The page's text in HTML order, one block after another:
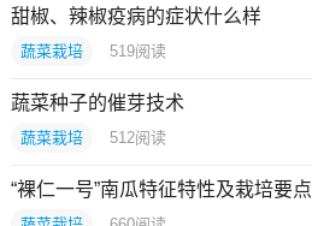
甜椒、辣椒疫病的症状什么样
蔬菜栽培 519阅读
蔬菜种子的催芽技术
蔬菜栽培 512阅读
“裸仁一号”南瓜特征特性及栽培要点